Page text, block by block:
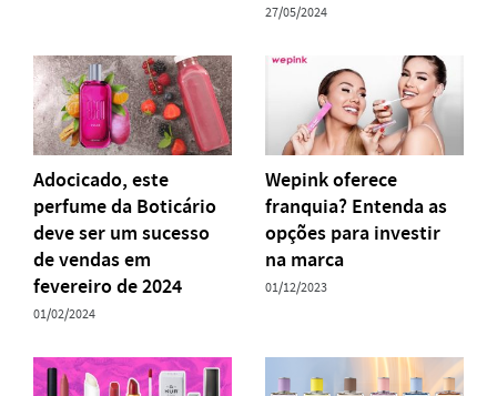
27/05/2024
Adocicado, este
perfume da Boticário
deve ser um sucesso
de vendas em
fevereiro de 2024
01/02/2024
Wepink oferece
franquia? Entenda as
opções para investir
na marca
01/12/2023